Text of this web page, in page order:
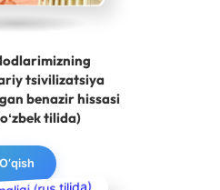
tsivilizatsiya
benazir hissasi
tilida)
O‘qish